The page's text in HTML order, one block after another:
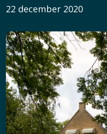
22 december 2020